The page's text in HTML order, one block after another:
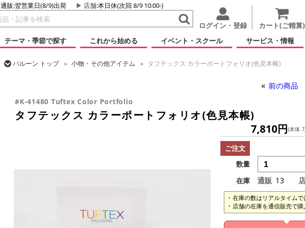
通販:翌営業日(8/9)出荷 店舗:本日休(次回 8/9 10:00-)
ログイン・登録 カート(ご精算)
テーマ・季節で探す
これから始める イベント・スクール サービス・情報
バルーン トップ 小物・その他アイテム
タフテックス カラーポートフォリオ(色見本帳)
前の商品
#K-41480 Tuftex Color Portfolio
タフテックス カラーポートフォリオ(色見本帳)
7,810円(本体
ご注文
数量
在庫
通販 13
在庫の数はリアルタイムで
店舗の在庫を通信販売で購